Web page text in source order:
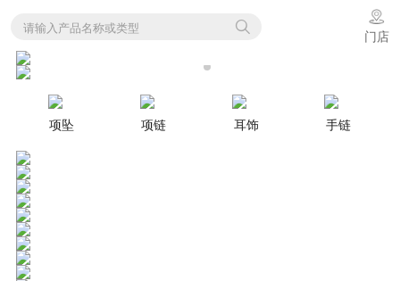
请输入产品名称或类型 门店
项坠 项链 耳饰 手链